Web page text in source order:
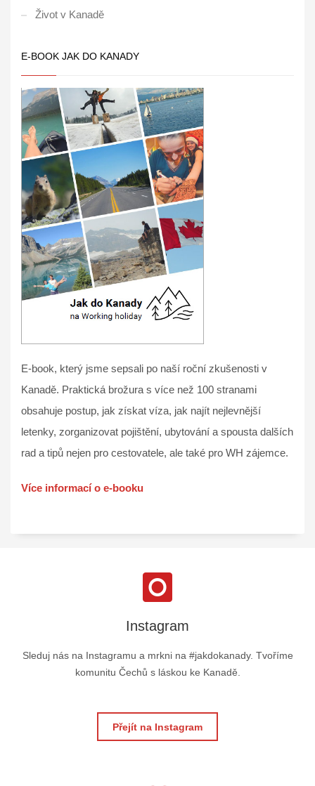
Život v Kanadě
E-BOOK JAK DO KANADY
E-book, který jsme sepsali po naší roční zkušenosti v
Kanadě. Praktická brožura s více než 100 stranami
obsahuje postup, jak získat víza, jak najít nejlevnější
letenky, zorganizovat pojištění, ubytování a spousta dalších
rad a tipů nejen pro cestovatele, ale také pro WH zájemce.
Více informací o e-booku
Instagram
Sleduj nás na Instagramu a mrkni na #jakdokanady. Tvoříme
komunitu Čechů s láskou ke Kanadě.
Přejít na Instagram